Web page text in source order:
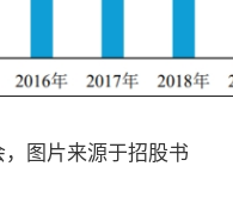
图片来源于招股书